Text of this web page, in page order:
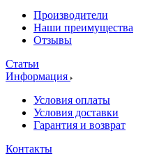
Производители
Наши преимущества
Отзывы
Статьи
Информация
Условия оплаты
Условия доставки
Гарантия и возврат
Контакты